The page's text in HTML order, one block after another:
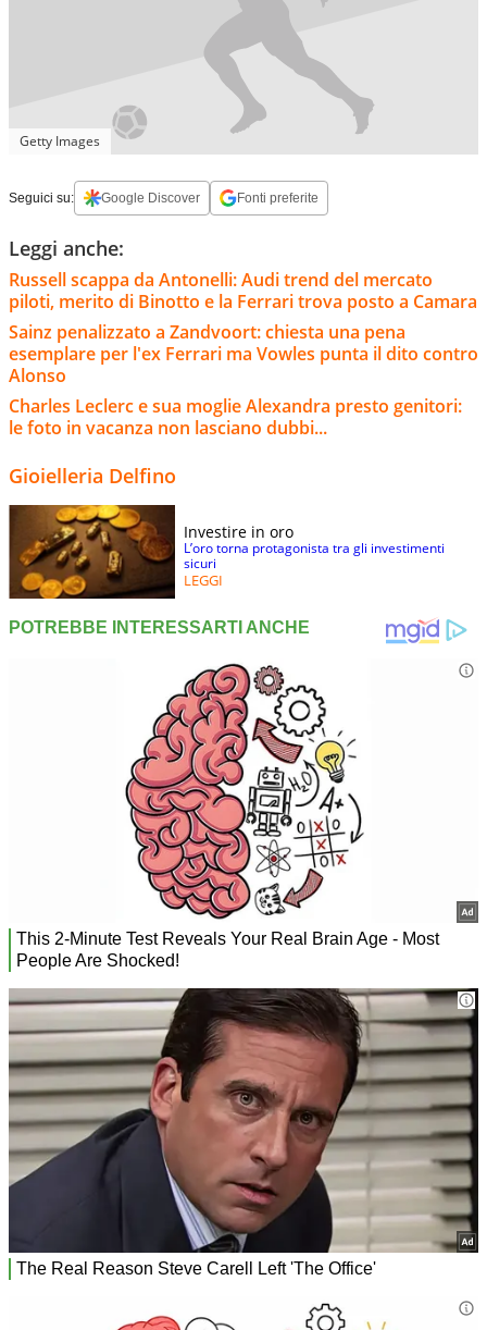
Getty Images
Seguici su: Google Discover Fonti preferite
Leggi anche:
Russell scappa da Antonelli: Audi trend del mercato
piloti, merito di Binotto e la Ferrari trova posto a Camara
Sainz penalizzato a Zandvoort: chiesta una pena
esemplare per l'ex Ferrari ma Vowles punta il dito contro
Alonso
Charles Leclerc e sua moglie Alexandra presto genitori:
le foto in vacanza non lasciano dubbi...
Gioielleria Delfino
Investire in oro
L’oro torna protagonista tra gli investimenti
sicuri
LEGGI